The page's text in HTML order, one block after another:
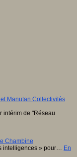
Manutan Collectivités
intérim de "Réseau
Chambine
intelligences » pour… En